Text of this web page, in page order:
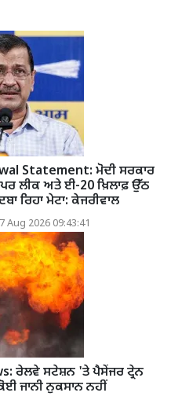
Statement: ਮੋਦੀ ਸਰਕਾਰ
ਲੀਕ ਅਤੇ ਈ-20 ਖ਼ਿਲਾਫ਼ ਉੱਠ
ਰਿਹਾ ਮੇਟਾ: ਕੇਜਰੀਵਾਲ
Aug 2026 09:43:41
ਰੇਲਵੇ ਸਟੇਸ਼ਨ 'ਤੇ ਪੈਸੇਂਜਰ ਟ੍ਰੇਨ
ਜਾਨੀ ਨੁਕਸਾਨ ਨਹੀਂ